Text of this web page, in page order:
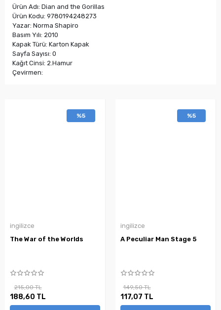
Ürün Adı: Dian and the Gorillas
Ürün Kodu: 9780194248273
Yazar: Norma Shapiro
Basım Yılı: 2010
Kapak Türü: Karton Kapak
Sayfa Sayısı: 0
Kağıt Cinsi: 2.Hamur
Çevirmen:
%5
ingilizce
The War of the Worlds
215,00 TL
188,60 TL
%5
ingilizce
A Peculiar Man Stage 5
149,50 TL
117,07 TL